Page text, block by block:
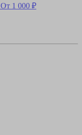
От 1 000 ₽